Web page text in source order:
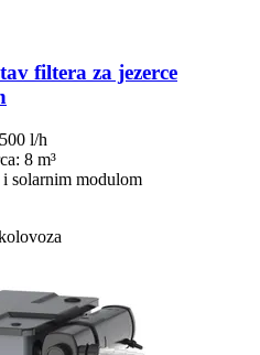
filtera za jezerce
l/h
8 m³
solarnim modulom